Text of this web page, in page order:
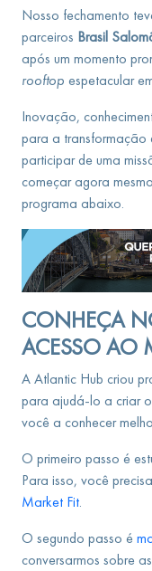
Nosso fechamento
parceiros Brasil
após um momento
rooftop espetacular
Inovação,
para a transformação
participar de uma
começar agora
programa abaixo.
CONHEÇA
ACESSO AO
A Atlantic Hub criou
para ajudá-lo a criar o
você a conhecer
O primeiro passo é
Para isso, você
Market Fit
O segundo passo é
conversarmos sobre